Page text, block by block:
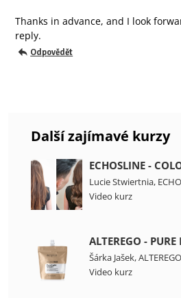
Thanks in advance, and I look
reply.
Odpovědět
Další zajímavé kurzy
ECHOSLINE -
Lucie Stwiertnia,
Video kurz
ALTEREGO -
Šárka Jašek,ALTEREGO
Video kurz